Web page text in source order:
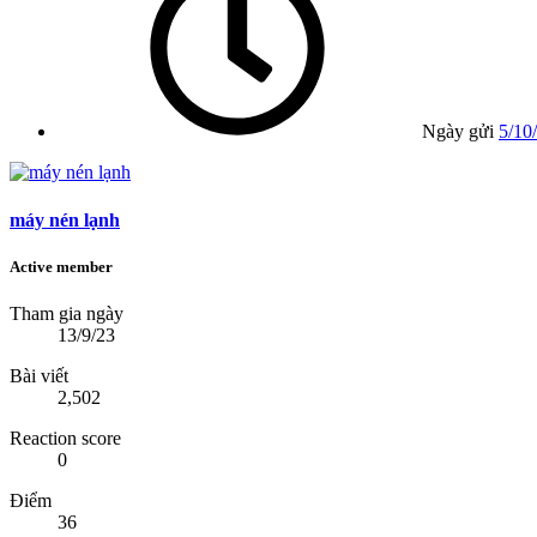
Ngày gửi 5/
máy nén lạnh
Active member
Tham gia ngày
13/9/23
Bài viết
2,502
Reaction score
0
Điểm
36